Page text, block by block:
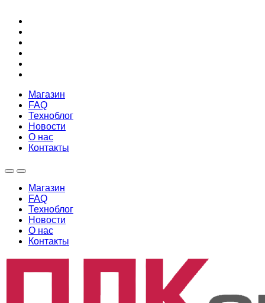
Магазин
FAQ
Техноблог
Новости
О нас
Контакты
Магазин
FAQ
Техноблог
Новости
О нас
Контакты